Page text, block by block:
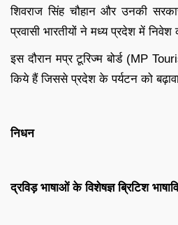
शिवराज सिंह चौहान और उनकी
प्रवासी भारतीयों ने मध्य प्रदेश में
इस दौरान मप्र टूरिज्म बोर्ड (MP
किये हैं जिससे प्रदेश के पर्यटन को
निधन
द्रविड़ भाषाओं के विशेषज्ञ ब्रिटिश